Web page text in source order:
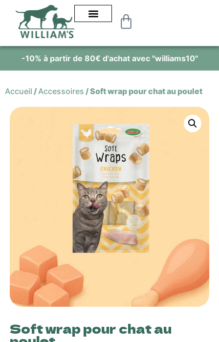
à partir de 80€ d'achat avec "williams10"
Accueil / Accessoires /Soft wrap pour chat au poulet
Soft wrap pour chat au